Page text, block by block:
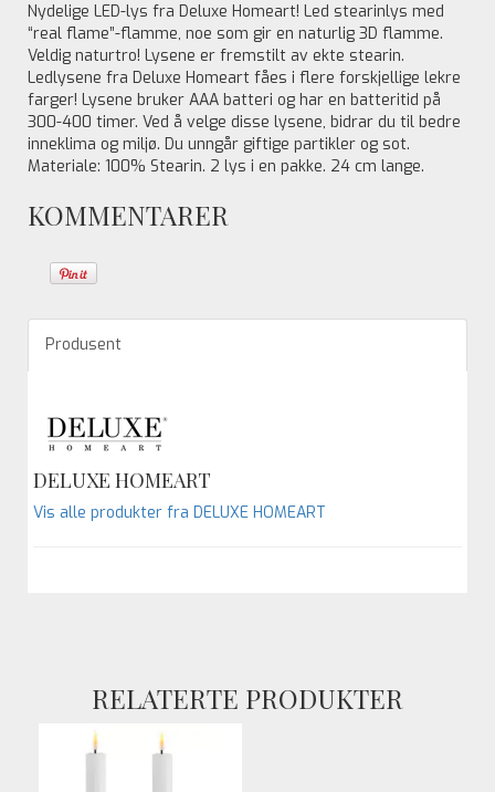
Nydelige LED-lys fra Deluxe Homeart! Led stearinlys med
“real flame”-flamme, noe som gir en naturlig 3D flamme.
Veldig naturtro! Lysene er fremstilt av ekte stearin.
Ledlysene fra Deluxe Homeart fåes i flere forskjellige lekre
farger! Lysene bruker AAA batteri og har en batteritid på
300-400 timer. Ved å velge disse lysene, bidrar du til bedre
inneklima og miljø. Du unngår giftige partikler og sot.
Materiale: 100% Stearin. 2 lys i en pakke. 24 cm lange.
KOMMENTARER
Produsent
DELUXE HOMEART
Vis alle produkter fra DELUXE HOMEART
RELATERTE PRODUKTER